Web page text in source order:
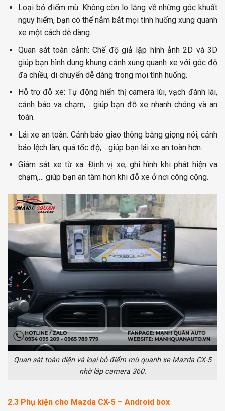
Loại bỏ điểm mù: Không còn lo lắng về những góc khuất
nguy hiểm, bạn có thể nắm bắt mọi tình huống xung quanh
xe một cách dễ dàng.
Quan sát toàn cảnh: Chế độ giả lập hình ảnh 2D và 3D
giúp bạn hình dung khung cảnh xung quanh xe với góc độ
đa chiều, di chuyển dễ dàng trong mọi tình huống.
Hỗ trợ đỗ xe: Tự động hiển thị camera lùi, vạch đánh lái,
cảnh báo va chạm,… giúp bạn đỗ xe nhanh chóng và an
toàn.
Lái xe an toàn: Cảnh báo giao thông bằng giọng nói, cảnh
báo lệch làn, quá tốc độ,… giúp bạn lái xe an toàn hơn.
Giám sát xe từ xa: Định vị xe, ghi hình khi phát hiện va
chạm,… giúp bạn an tâm hơn khi đỗ xe ở nơi công cộng.
Quan sát toàn diện và loại bỏ điểm mù quanh xe Mazda CX-5
nhờ lắp camera 360.
2.3 Phụ kiện cho Mazda CX-5 – Android box